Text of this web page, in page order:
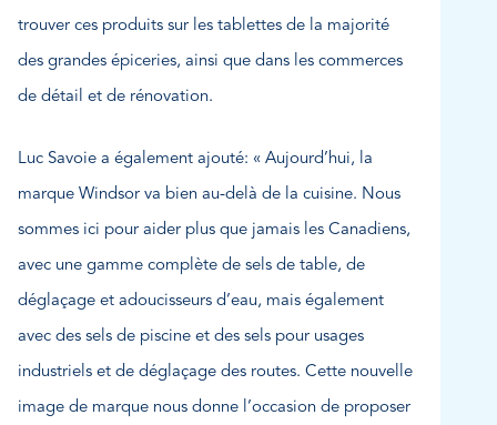
trouver ces produits sur les tablettes de la majorité
des grandes épiceries, ainsi que dans les commerces
de détail et de rénovation.
Luc Savoie a également ajouté: « Aujourd’hui, la
marque Windsor va bien au-delà de la cuisine. Nous
sommes ici pour aider plus que jamais les Canadiens,
avec une gamme complète de sels de table, de
déglaçage et adoucisseurs d’eau, mais également
avec des sels de piscine et des sels pour usages
industriels et de déglaçage des routes. Cette nouvelle
image de marque nous donne l’occasion de proposer